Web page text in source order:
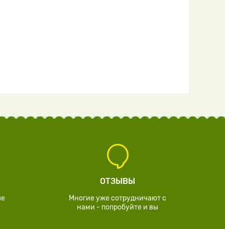
ОТЗЫВЫ
Многие уже сотрудничают с
нами - попробуйте и вы